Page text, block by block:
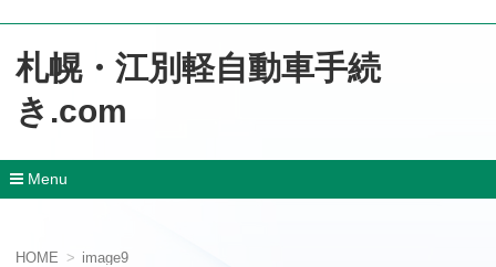
札幌・江別軽自動車手続
き.com
Menu
HOME image9